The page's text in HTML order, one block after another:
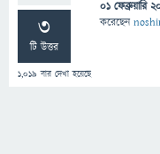
3
টি উত্তর
1,019 বার দেখা হয়েছে
01 ফেব্রুয়ারি
করেছেন